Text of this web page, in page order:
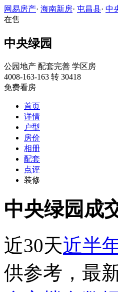
网易房产· 海南新房· 屯昌县· 中
在售
中央绿园
公园地产 配套完善 学区房
4008-163-163 转 30418
免费看房
首页
详情
户型
房价
相册
配套
点评
装修
中央绿园成
近30天近半
供参考，最